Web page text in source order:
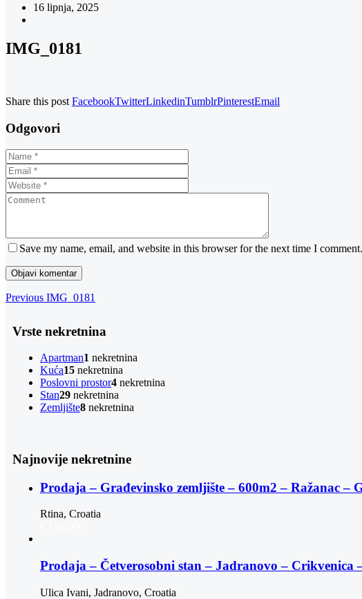
16 lipnja, 2025
IMG_0181
Share this post FacebookTwitterLinkedinTumblrPinterestEmail
Odgovori
Save my name, email, and website in this browser for the next time I comment.
Navigacija
Previous
Previous IMG_0181
Vrste nekretnina
Apartman1 nekretnina
Kuća15 nekretnina
Poslovni prostor4 nekretnina
Stan29 nekretnina
Zemljište8 nekretnina
Najnovije nekretnine
Prodaja – Građevinsko zemljište – 600m2 – Ražanac –
Rtina, Croatia
Prodaja – Četverosobni stan – Jadranovo – Crikvenica
Ulica Ivani, Jadranovo, Croatia